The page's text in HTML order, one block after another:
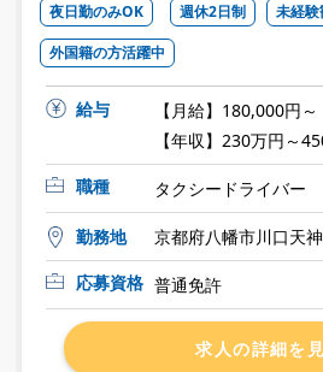
夜日勤のみOK 週休2日制
未経
外国籍の方活躍中
給与
【月給】180,000円～
【年収】230万円～
職種
タクシードライバー
勤務地
京都府八幡市川口天
応募資格 普通免許
求人の詳細を